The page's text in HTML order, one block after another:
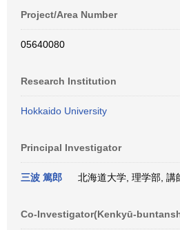
Project/Area Number
05640080
Research Institution
Hokkaido University
Principal Investigator
三波 篤郎 北海道大学, 理学部, 講
Co-Investigator(Kenkyū-